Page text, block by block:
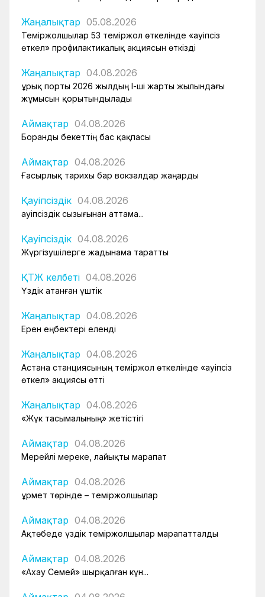
Жаңалықтар 05.08.2026
Теміржолшылар 53 теміржол өткелінде «Қауіпсіз
өткел» профилактикалық акциясын өткізді
Жаңалықтар 04.08.2026
Құрық порты 2026 жылдың І-ші жарты жылындағы
жұмысын қорытындылады
Аймақтар 04.08.2026
Боранды бекеттің бас қақпасы
Аймақтар 04.08.2026
Ғасырлық тарихы бар вокзалдар жаңарды
Қауіпсіздік 04.08.2026
Қауіпсіздік сызығынан аттама...
Қауіпсіздік 04.08.2026
Жүргізушілерге жадынама таратты
ҚТЖ келбеті 04.08.2026
Үздік атанған үштік
Жаңалықтар 04.08.2026
Ерен еңбектері еленді
Жаңалықтар 04.08.2026
Астана станциясының теміржол өткелінде «Қауіпсіз
өткел» акциясы өтті
Жаңалықтар 04.08.2026
«Жүк тасымалының» жетістігі
Аймақтар 04.08.2026
Мерейлі мереке, лайықты марапат
Аймақтар 04.08.2026
Құрмет төрінде – теміржолшылар
Аймақтар 04.08.2026
Ақтөбеде үздік теміржолшылар марапатталды
Аймақтар 04.08.2026
«Ахау Семей» шырқалған күн...